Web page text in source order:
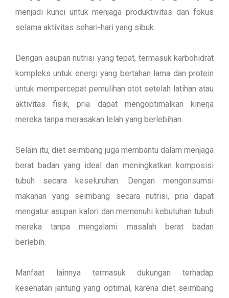
menjadi kunci untuk menjaga produktivitas dan fokus
selama aktivitas sehari-hari yang sibuk.
Dengan asupan nutrisi yang tepat, termasuk karbohidrat
kompleks untuk energi yang bertahan lama dan protein
untuk mempercepat pemulihan otot setelah latihan atau
aktivitas fisik, pria dapat mengoptimalkan kinerja
mereka tanpa merasakan lelah yang berlebihan.
Selain itu, diet seimbang juga membantu dalam menjaga
berat badan yang ideal dan meningkatkan komposisi
tubuh secara keseluruhan. Dengan mengonsumsi
makanan yang seimbang secara nutrisi, pria dapat
mengatur asupan kalori dan memenuhi kebutuhan tubuh
mereka tanpa mengalami masalah berat badan
berlebih.
Manfaat lainnya termasuk dukungan terhadap
kesehatan jantung yang optimal, karena diet seimbang